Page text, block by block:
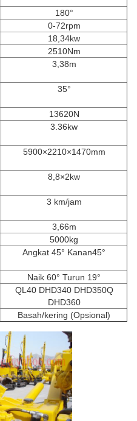
180°
0-72rpm
18,34kw
2510Nm
3,38m
35°
13620N
3.36kw
5900×2210×1470mm
8,8×2kw
3 km/jam
3,66m
5000kg
Angkat 45° Kanan45°
Naik 60° Turun 19°
QL40 DHD340 DHD350Q
DHD360
Basah/kering (Opsional)